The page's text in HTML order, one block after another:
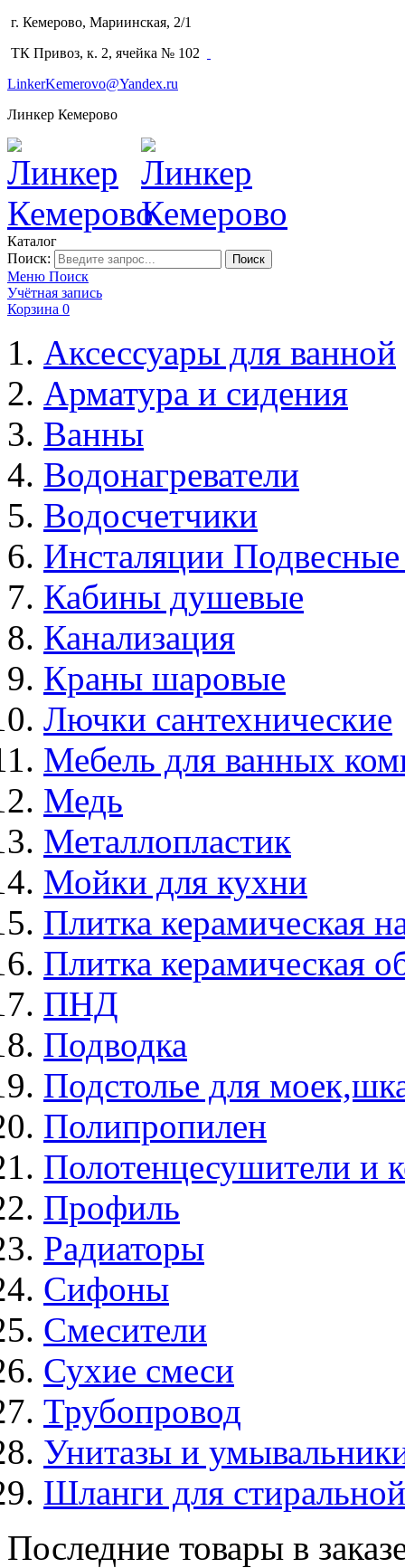
г. Кемерово, Мариинская, 2/1
ТК Привоз, к. 2, ячейка № 102
LinkerKemerovo@Yandex.ru
Линкер Кемерово
Каталог
Поиск:
Поиск
Меню Поиск
Учётная запись
Корзина 0
Аксессуары для ванной
Арматура и сидения
Ванны
Водонагреватели
Водосчетчики
Инсталяции
Кабины душевые
Канализация
Краны шаровые
Лючки сантехнические
Мебель для ванных
Медь
Металлопластик
Мойки для кухни
Плитка керамическая
Плитка керамическая
ПНД
Подводка
Подстолье для
Полипропилен
Полотенцесушители и
Профиль
Радиаторы
Сифоны
Смесители
Сухие смеси
Трубопровод
Унитазы и
Шланги для
Последние товары в